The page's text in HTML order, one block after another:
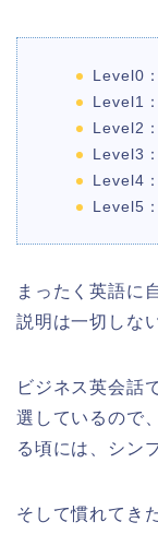
Level0
Level1
Level2
Level3
Level4
Level5
まったく英語に
説明は一切しな
ビジネス英会話
選しているので
る頃には、シン
そして慣れてき